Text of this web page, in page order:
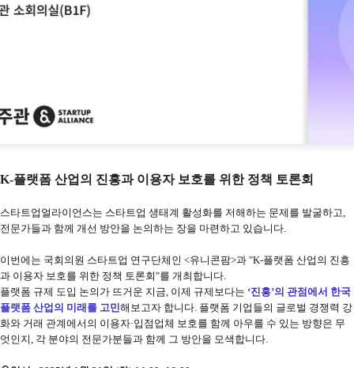
K-플랫폼 산업의 진흥과 이용자 보호를 위한 정책 토론회
스타트업얼라이언스는 스타트업 생태계 활성화를 저해하는 문제를 발굴하고,
전문가들과 함께 개선 방안을 논의하는 장을 마련하고 있습니다.
이번에는 국회의원 스타트업 연구단체인 <유니콘팜>과 "K-플랫폼 산업의 진흥
과 이용자 보호를 위한 정책 토론회"를 개최합니다.
플랫폼 규제 도입 논의가 뜨거운 지금, 이제 규제보다는 ‘진흥’의 관점에서 한국
플랫폼 산업의 미래를 고민 해보고자 합니다. 플랫폼 기업들의 글로벌 경쟁력 강
화와 거래 관계에서의 이용자·입점업체 보호를 함께 아우를 수 있는 방향은 무
엇인지, 각 분야의 전문가분들과 함께 그 방안을 모색합니다.